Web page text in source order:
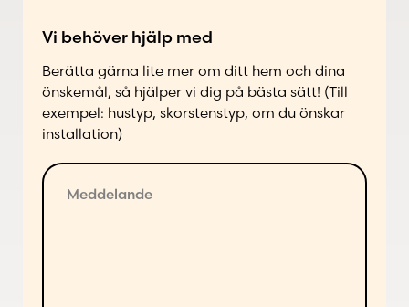
t
d
p
å
f
ö
l
Vi behöver hjälp med
Berätta gärna lite mer om ditt hem och dina
önskemål, så hjälper vi dig på bästa sätt! (Till
exempel: hustyp, skorstenstyp, om du önskar
installation)
M